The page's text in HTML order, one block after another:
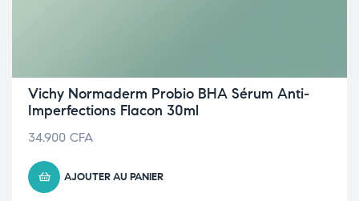
Vichy Normaderm Probio BHA Sérum Anti-
Imperfections Flacon 30ml
34.900 CFA
AJOUTER AU PANIER